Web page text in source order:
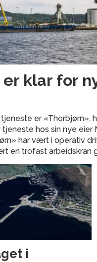
klar for
er «Thorbjørn»,
tjeneste hos sin nye eier
har vært i operativ
en trofast arbeidskran
i